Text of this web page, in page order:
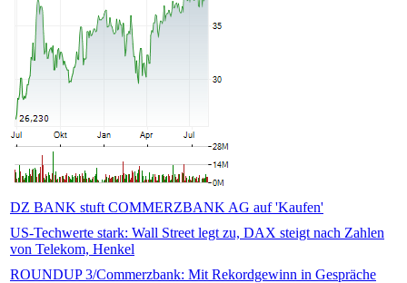
DZ BANK stuft COMMERZBANK AG auf 'Kaufen'
US-Techwerte stark: Wall Street legt zu, DAX steigt nach Zahlen
von Telekom, Henkel
ROUNDUP 3/Commerzbank: Mit Rekordgewinn in Gespräche